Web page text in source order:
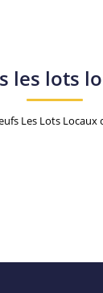
les lots
Les Lots